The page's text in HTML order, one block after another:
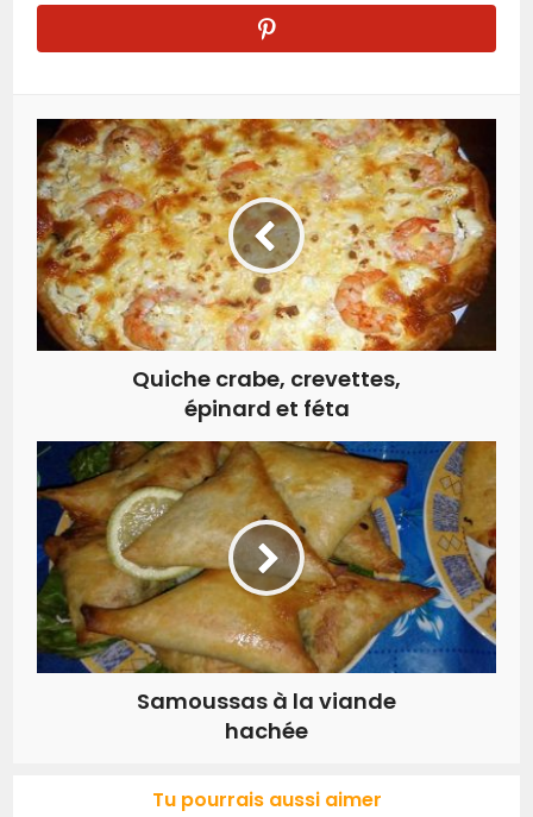
Quiche crabe, crevettes,
épinard et féta
Samoussas à la viande
hachée
Tu pourrais aussi aimer